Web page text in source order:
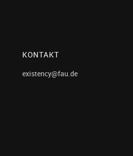
KONTAKT
existency@fau.de